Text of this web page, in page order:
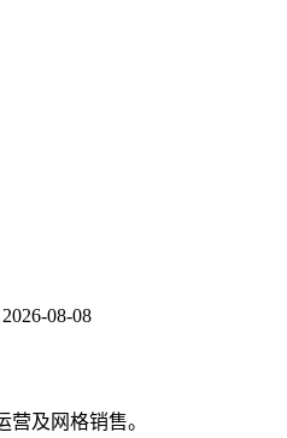
08-08
营及网格销售。